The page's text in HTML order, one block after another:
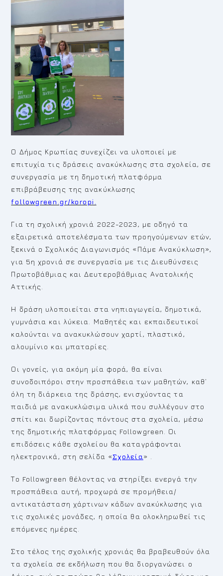
Ο Δήμος Κρωπίας συνεχίζει να υλοποιεί με
επιτυχία τις δράσεις ανακύκλωσης στα σχολεία, σε
συνεργασία με τη δημοτική πλατφόρμα
επιβράβευσης της ανακύκλωσης
followgreen.gr/koropi.
Για τη σχολική χρονιά 2022-2023, με οδηγό τα
εξαιρετικά αποτελέσματα των προηγούμενων ετών,
ξεκινά o Σχολικός Διαγωνισμός «Πάμε Ανακύκλωση»,
για 5η χρονιά σε συνεργασία με τις Διευθύνσεις
Πρωτοβάθμιας και Δευτεροβάθμιας Ανατολικής
Αττικής.
Η δράση υλοποιείται στα νηπιαγωγεία, δημοτικά,
γυμνάσια και λύκεια. Μαθητές και εκπαιδευτικοί
καλούνται να ανακυκλώσουν χαρτί, πλαστικό,
αλουμίνιο και μπαταρίες.
Οι γονείς, για ακόμη μία φορά, θα είναι
συνοδοιπόροι στην προσπάθεια των μαθητών, καθ’
όλη τη διάρκεια της δράσης, ενισχύοντας τα
παιδιά με ανακυκλώσιμα υλικά που συλλέγουν στο
σπίτι και δωρίζοντας πόντους στα σχολεία, μέσω
της δημοτικής πλατφόρμας Followgreen. Οι
επιδόσεις κάθε σχολείου θα καταγράφονται
ηλεκτρονικά, στη σελίδα «Σχολεία» .
Το Followgreen θέλοντας να στηρίξει ενεργά την
προσπάθεια αυτή, προχωρά σε προμήθεια/
αντικατάσταση χάρτινων κάδων ανακύκλωσης για
τις σχολικές μονάδες, η οποία θα ολοκληρωθεί τις
επόμενες ημέρες.
Στο τέλος της σχολικής χρονιάς θα βραβευθούν όλα
τα σχολεία σε εκδήλωση που θα διοργανώσει ο